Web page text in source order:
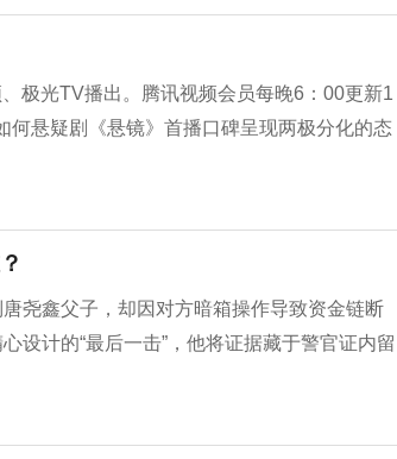
极光TV播出。腾讯视频会员每晚6：00更新1
悬疑剧《悬镜》首播口碑呈现两极分化的态
尧鑫父子，却因对方暗箱操作导致资金链断
设计的“最后一击”，他将证据藏于警官证内留